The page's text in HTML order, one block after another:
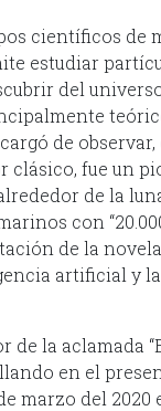
científicos de
estudiar
del
de
clásico, fue un
de la
con
de la novela
artificial y
la aclamada
en el
marzo del